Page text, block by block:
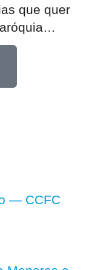
que quer
…
— CCFC